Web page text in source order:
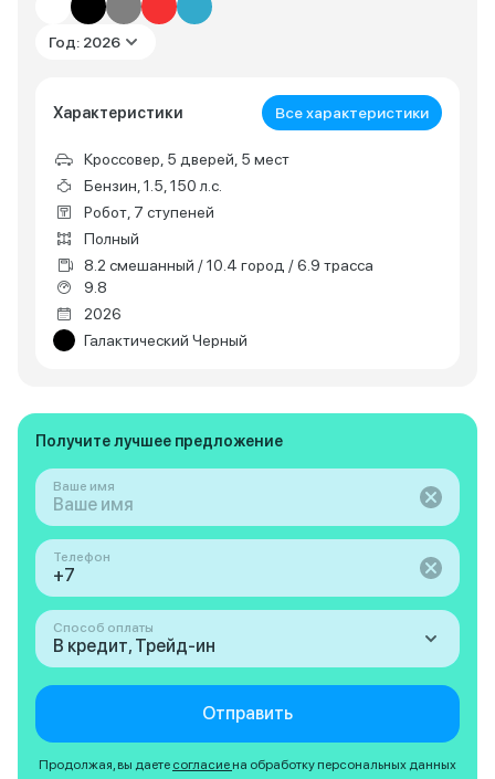
Год: 2026
Характеристики Все характеристики
Кроссовер, 5 дверей, 5 мест
Бензин, 1.5, 150 л.с.
Робот, 7 ступеней
Полный
8.2 смешанный / 10.4 город / 6.9 трасса
9.8
2026
Галактический Черный
Получите лучшее предложение
Ваше имя
Телефон
Способ оплаты
В кредит, Трейд-ин
Отправить
Продолжая, вы даете согласие на обработку персональных данных